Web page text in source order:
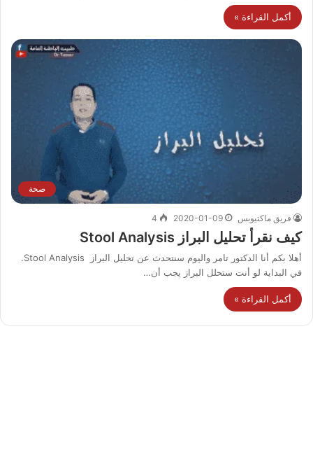
أكمل القراءة »
صحة
فريق ماكتيوبس 2020-01-09
4
كيف نقرأ تحليل البراز Stool Analysis
أهلا بكم أنا الدكتور تامر واليوم سنتحدث عن تحليل البراز Stool Analysis.
في البداية لو أنت ستحلل البراز يجب أن…
أكمل القراءة »